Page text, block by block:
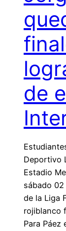
de
Deportivo
Estadio
sábado
de la Liga
rojiblanco
Para Páez